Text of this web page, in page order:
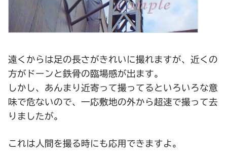
遠くからは足の長さがきれいに撮れますが、近くの
方がドーンと鉄骨の臨場感が出ます。
しかし、あんまり近寄って撮ってるといろいろな意
味で危ないので、一応敷地の外から超速で撮って去
りましたが。
これは人間を撮る時にも応用できますよ。